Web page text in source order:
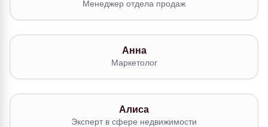
Менеджер отдела продаж
Анна
Маркетолог
Алиса
Эксперт в сфере недвижимости